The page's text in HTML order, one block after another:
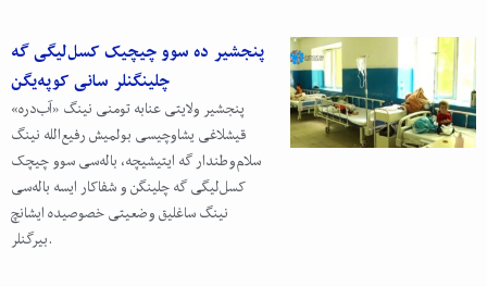
پنجشیر ده سوو چیچیک کسل‌لیگی گه
چلینگنلر سانی کوپه‌یگن
پنجشیر ولایتی عنابه تومنی نینگ «آب‌دره»
قیشلاغی یشاوچیسی بولمیش رفیع‌الله نینگ
سلام‌وطندار گه ایتیشیچه، باله‌سی سوو چیچک
کسل‌لیگی گه چلینگن و شفاکار ایسه باله‌سی
نینگ ساغلیق وضعیتی خصوصیده ایشانچ
بیرگنلر.